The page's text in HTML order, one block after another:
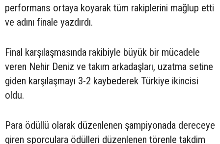
performans ortaya koyarak tüm rakiplerini mağlup etti
ve adını finale yazdırdı.
Final karşılaşmasında rakibiyle büyük bir mücadele
veren Nehir Deniz ve takım arkadaşları, uzatma setine
giden karşılaşmayı 3-2 kaybederek Türkiye ikincisi
oldu.
Para ödüllü olarak düzenlenen şampiyonada dereceye
giren sporculara ödülleri düzenlenen törenle takdim